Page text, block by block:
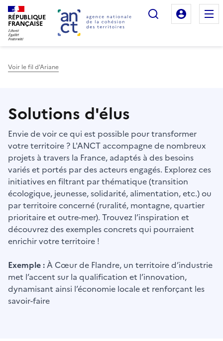
RÉPUBLIQUE
FRANÇAISE
Rechercher
Mon
Voir le fil d'Ariane
Solutions d'élus
Envie de voir ce qui est possible pour transformer
votre territoire ? L'ANCT accompagne de nombreux
projets à travers la France, adaptés à des besoins
variés et portés par des acteurs engagés. Explorez ces
initiatives en filtrant par thématique (transition
écologique, jeunesse, solidarité, alimentation, etc.) ou
par territoire concerné (ruralité, montagne, quartier
prioritaire et outre-mer). Trouvez l’inspiration et
découvrez des exemples concrets qui pourraient
enrichir votre territoire !
Exemple :À Cœur de Flandre, un territoire d’industrie
met l’accent sur la qualification et l’innovation,
dynamisant ainsi l’économie locale et renforçant les
savoir-faire